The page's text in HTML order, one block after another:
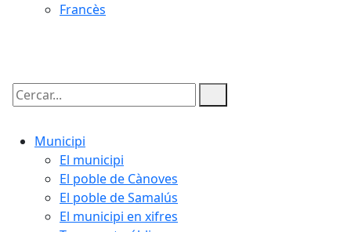
Francès
Cercar:
Municipi
El municipi
El poble de Cànoves
El poble de Samalús
El municipi en xifres